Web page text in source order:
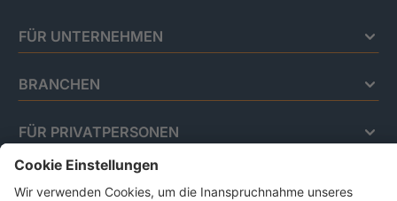
FÜR UNTERNEHMEN
BRANCHEN
FÜR PRIVATPERSONEN
Impressum